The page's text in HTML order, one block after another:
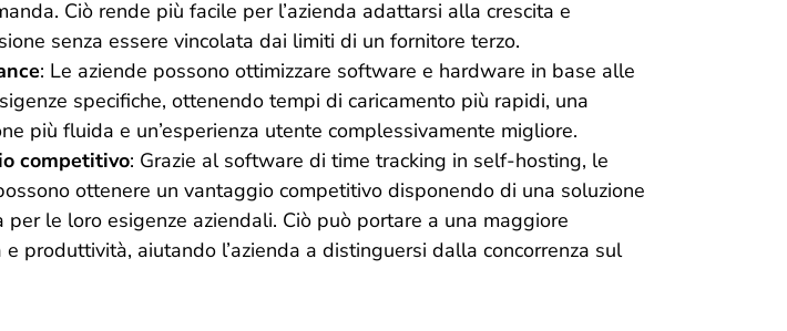
Ciò rende più facile per l’azienda adattarsi alla crescita e
senza essere vincolata dai limiti di un fornitore terzo.
: Le aziende possono ottimizzare software e hardware in base alle
specifiche, ottenendo tempi di caricamento più rapidi, una
più fluida e un’esperienza utente complessivamente migliore.
competitivo: Grazie al software di time tracking in self-hosting, le
ottenere un vantaggio competitivo disponendo di una soluzione
per le loro esigenze aziendali. Ciò può portare a una maggiore
e produttività, aiutando l’azienda a distinguersi dalla concorrenza sul